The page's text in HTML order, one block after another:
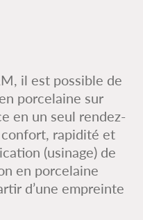
il est possible de
porcelaine sur
en un seul rendez-
rapidité et
(usinage) de
en porcelaine
d’une empreinte